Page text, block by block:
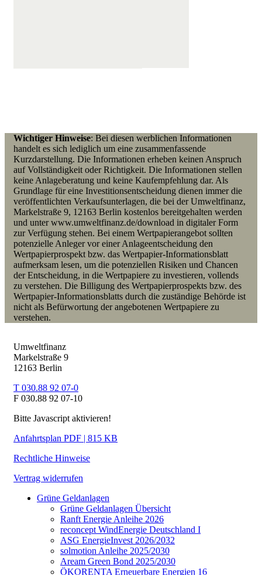
Wichtiger Hinweise: Bei diesen werblichen Informationen
handelt es sich lediglich um eine zusammenfassende
Kurzdarstellung. Die Informationen erheben keinen Anspruch
auf Vollständigkeit oder Richtigkeit. Die Informationen stellen
keine Anlageberatung und keine Kaufempfehlung dar. Als
Grundlage für eine Investitionsentscheidung dienen immer die
veröffentlichten Verkaufsunterlagen, die bei der Umweltfinanz,
Markelstraße 9, 12163 Berlin kostenlos bereitgehalten werden
und unter www.umweltfinanz.de/download in digitaler Form
zur Verfügung stehen. Bei einem Wertpapierangebotsollten
potenzielle Anleger vor einer Anlageentscheidung den
Wertpapierprospekt bzw. das Wertpapier-Informationsblatt
aufmerksam lesen, um die potenziellen Risiken und Chancen
der Entscheidung, in die Wertpapiere zu investieren, vollends
zu verstehen. Die Billigung des Wertpapierprospekts bzw. des
Wertpapier-Informationsblatts durch die zuständige Behörde ist
nicht als Befürwortung der angebotenen Wertpapiere zu
verstehen.
Umweltfinanz
Markelstraße 9
12163 Berlin
T 030.88 92 07-0
F 030.88 92 07-10
Bitte Javascript aktivieren!
Anfahrtsplan PDF | 815 KB
Rechtliche Hinweise
Vertrag widerrufen
Grüne Geldanlagen
Grüne Geldanlagen Übersicht
Ranft Energie Anleihe 2026
reconcept WindEnergie Deutschland I
ASG EnergieInvest 2026/2032
solmotion Anleihe 2025/2030
Aream Green Bond 2025/2030
ÖKORENTA Erneuerbare Energien 16